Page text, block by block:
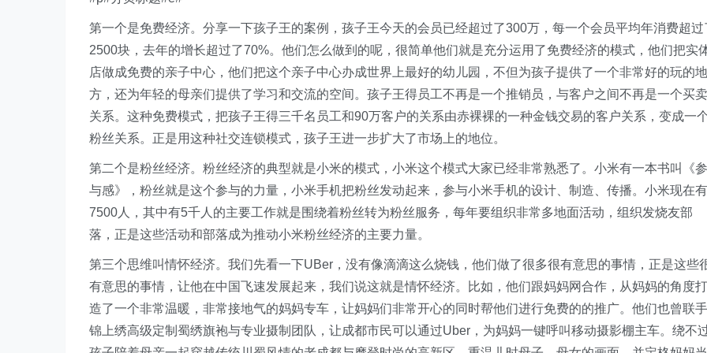
第一个是免费经济。分享一下孩子王的案例，孩子王今天的会员已经超过了300万，每一个会员平均年消费超过
2500块，去年的增长超过了70%。他们怎么做到的呢，很简单他们就是充分运用了免费经济的模式，他们把实
店做成免费的亲子中心，他们把这个亲子中心办成世界上最好的幼儿园，不但为孩子提供了一个非常好的玩的地
方，还为年轻的母亲们提供了学习和交流的空间。孩子王得员工不再是一个推销员，与客户之间不再是一个买卖
关系。这种免费模式，把孩子王得三千名员工和90万客户的关系由赤裸裸的一种金钱交易的客户关系，变成一
粉丝关系。正是用这种社交连锁模式，孩子王进一步扩大了市场上的地位。
第二个是粉丝经济。粉丝经济的典型就是小米的模式，小米这个模式大家已经非常熟悉了。小米有一本书叫《参
与感》，粉丝就是这个参与的力量，小米手机把粉丝发动起来，参与小米手机的设计、制造、传播。小米现在有
7500人，其中有5千人的主要工作就是围绕着粉丝转为粉丝服务，每年要组织非常多地面活动，组织发烧友部
落，正是这些活动和部落成为推动小米粉丝经济的主要力量。
第三个思维叫情怀经济。我们先看一下UBer，没有像滴滴这么烧钱，他们做了很多很有意思的事情，正是这些
有意思的事情，让他在中国飞速发展起来，我们说这就是情怀经济。比如，他们跟妈妈网合作，从妈妈的角度打
造了一个非常温暖，非常接地气的妈妈专车，让妈妈们非常开心的同时帮他们进行免费的的推广。他们也曾联手
锦上绣高级定制蜀绣旗袍与专业摄制团队，让成都市民可以通过Uber，为妈妈一键呼叫移动摄影棚主车。绕不